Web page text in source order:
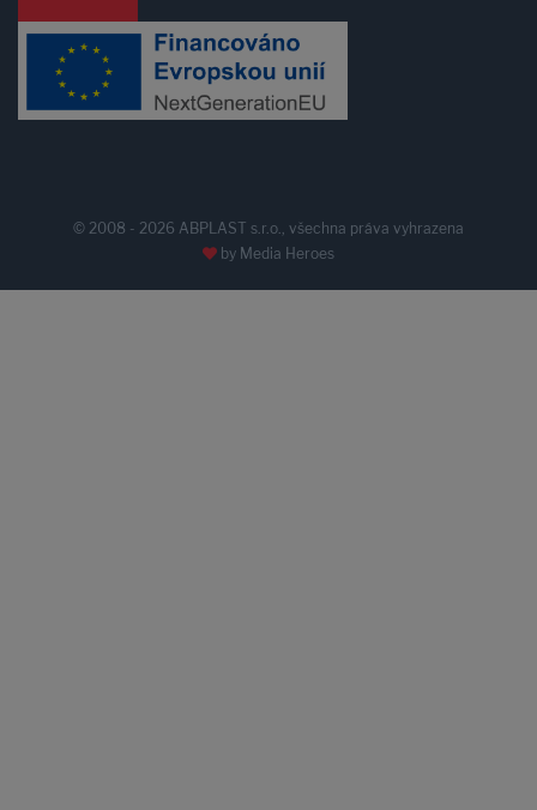
© 2008 - 2026 ABPLAST s.r.o., všechna práva vyhrazena
by Media Heroes